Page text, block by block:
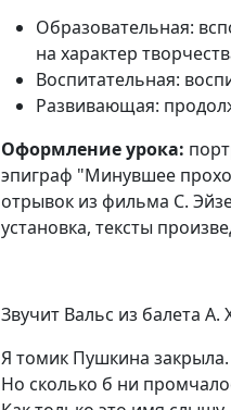
Образовательная:
на характер
Воспитательная:
Развивающая:
Оформление урока:
эпиграф "Минувшее
отрывок из фильма С.
установка, тексты
Звучит Вальс из балета
Я томик Пушкина закрыла.
Но сколько б ни